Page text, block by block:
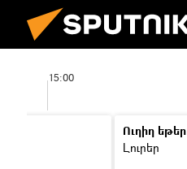
15:00
Ուղիղ եթեր
Լուրեր